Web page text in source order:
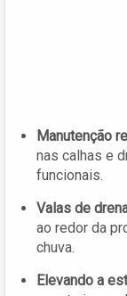
Manutenção
nas calhas e
funcionais.
Valas de
ao redor da
chuva.
Elevando a